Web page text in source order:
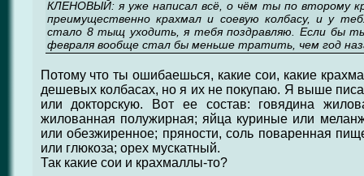
КЛЕНОВЫЙ: я уже написал всё, о чём ты по второму
преимущественно крахмал и соевую колбасу, и у
стало 8 тыщ уходить, я тебя поздравляю. Если бы ты
февраля вообще стал бы меньше тратить, чем год
Потому что ты ошибаешься, какие сои, какие
дешевых колбасах, но я их не покупаю. Я выше
или докторскую. Вот ее состав: говядина
жилованная полужирная; яйца куриные или
или обезжиренное; пряности, соль поваренная
или глюкоза; орех мускатный.
Так какие сои и крахмаллы-то?